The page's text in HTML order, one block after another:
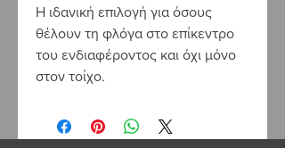
Η ιδανική επιλογή για όσους
θέλουν τη φλόγα στο επίκεντρο
του ενδιαφέροντος και όχι μόνο
στον τοίχο.